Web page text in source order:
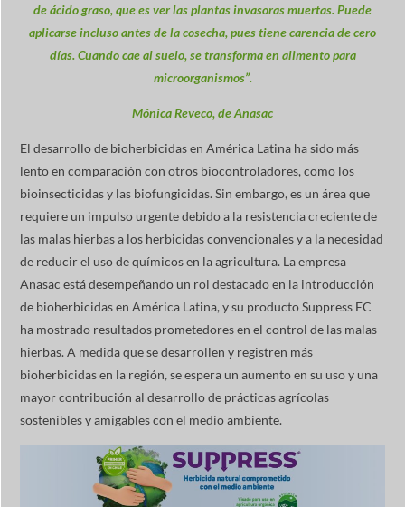
de ácido graso, que es ver las plantas invasoras muertas. Puede
aplicarse incluso antes de la cosecha, pues tiene carencia de cero
días. Cuando cae al suelo, se transforma en alimento para
microorganismos”.
Mónica Reveco, de Anasac
El desarrollo de bioherbicidas en América Latina ha sido más
lento en comparación con otros biocontroladores, como los
bioinsecticidas y las biofungicidas. Sin embargo, es un área que
requiere un impulso urgente debido a la resistencia creciente de
las malas hierbas a los herbicidas convencionales y a la necesidad
de reducir el uso de químicos en la agricultura. La empresa
Anasac está desempeñando un rol destacado en la introducción
de bioherbicidas en América Latina, y su producto Suppress EC
ha mostrado resultados prometedores en el control de las malas
hierbas. A medida que se desarrollen y registren más
bioherbicidas en la región, se espera un aumento en su uso y una
mayor contribución al desarrollo de prácticas agrícolas
sostenibles y amigables con el medio ambiente.